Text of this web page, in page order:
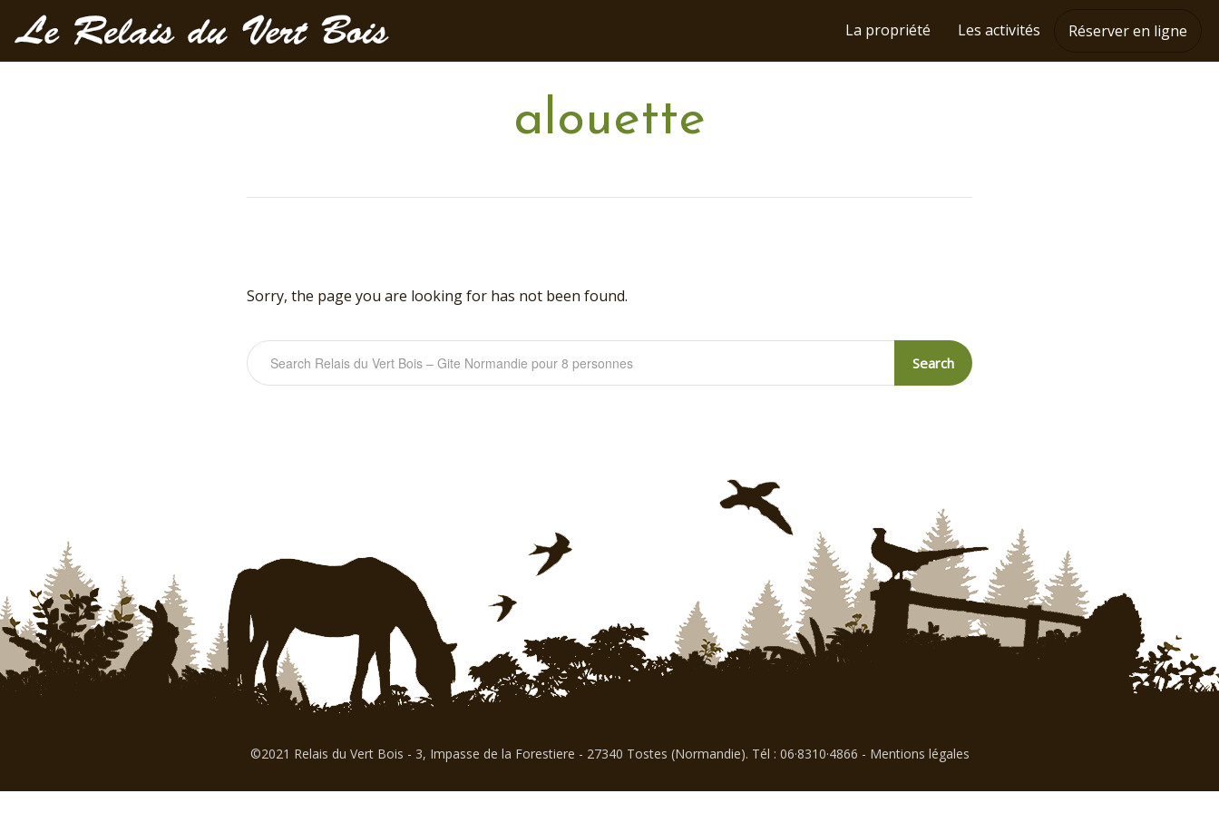
La propriété Les activités Réserver en ligne
alouette
Sorry, the page you are looking for has not been found.
Search
©2021 Relais du Vert Bois - 3, Impasse de la Forestiere - 27340 Tostes (Normandie). Tél : 06·8310·4866 - Mentions légales